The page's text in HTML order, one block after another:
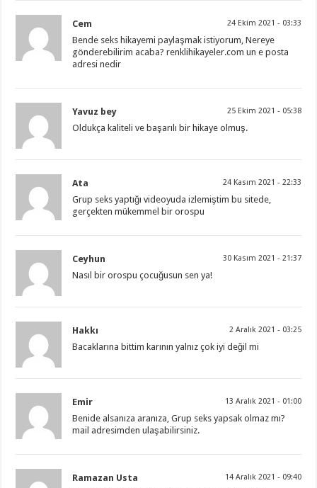
Cem 24 Ekim 2021 - 03:33
Bende seks hikayemi paylaşmak istiyorum, Nereye
gönderebilirim acaba? renklihikayeler.com un e posta
adresi nedir
Yavuz bey 25 Ekim 2021 - 05:38
Oldukça kaliteli ve başarılı bir hikaye olmuş.
Ata 24 Kasım 2021 - 22:33
Grup seks yaptığı videoyuda izlemiştim bu sitede,
gerçekten mükemmel bir orospu
Ceyhun 30 Kasım 2021 - 21:37
Nasıl bir orospu çocuğusun sen ya!
Hakkı 2 Aralık 2021 - 03:25
Bacaklarına bittim karının yalnız çok iyi değil mi
Emir 13 Aralık 2021 - 01:00
Benide alsanıza aranıza, Grup seks yapsak olmaz mı?
mail adresimden ulaşabilirsiniz.
Ramazan Usta 14 Aralık 2021 - 09:40